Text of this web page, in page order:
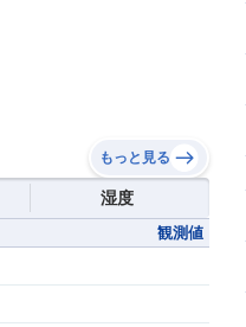
もっと見る
湿度
観測値